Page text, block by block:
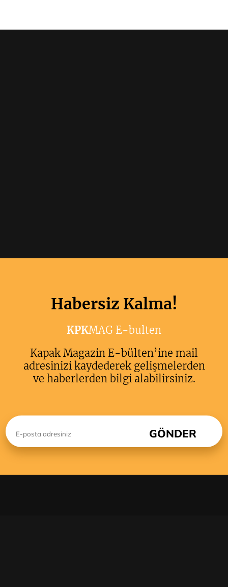
Habersiz Kalma!
KPKMAG E-bulten
Kapak Magazin E-bülten’ine mail
adresinizi kaydederek gelişmelerden
ve haberlerden bilgi alabilirsiniz.